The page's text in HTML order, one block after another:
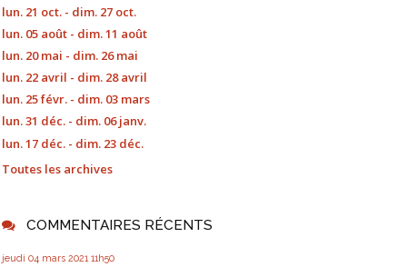
lun. 21 oct. - dim. 27 oct.
lun. 05 août - dim. 11 août
lun. 20 mai - dim. 26 mai
lun. 22 avril - dim. 28 avril
lun. 25 févr. - dim. 03 mars
lun. 31 déc. - dim. 06 janv.
lun. 17 déc. - dim. 23 déc.
Toutes les archives
COMMENTAIRES RÉCENTS
jeudi 04 mars 2021 11h50